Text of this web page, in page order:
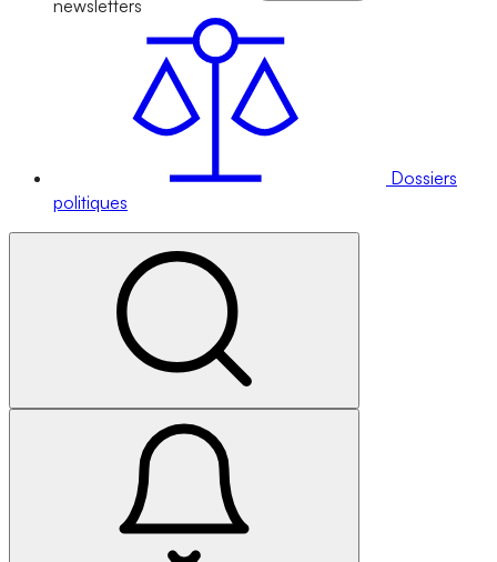
newsletters
Dossiers
politiques